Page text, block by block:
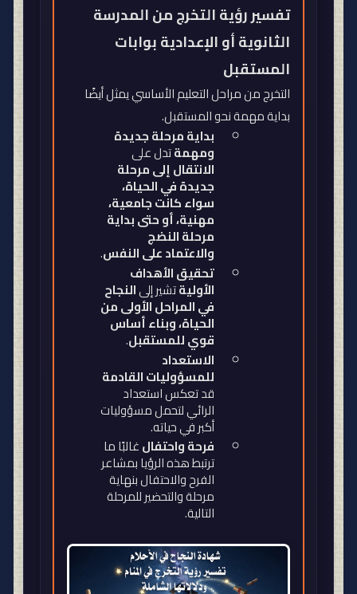
تفسير رؤية التخرج من المدرسة
الثانوية أو الإعدادية بوابات
المستقبل
التخرج من مراحل التعليم الأساسي يمثل أيضًا
بداية مهمة نحو المستقبل.
بداية مرحلة جديدة
ومهمةتدل على
الانتقال إلى مرحلة
جديدة في الحياة،
سواء كانت جامعية،
مهنية، أو حتى بداية
مرحلة النضج
والاعتماد على النفس.
تحقيق الأهداف
الأوليةتشير إلىالنجاح
في المراحل الأولى من
الحياة، وبناء أساس
قوي للمستقبل.
الاستعداد
للمسؤوليات القادمة
قد تعكس استعداد
الرائي لتحمل مسؤوليات
أكبر في حياته.
فرحة واحتفالغالبًا ما
ترتبط هذه الرؤيا بمشاعر
الفرح والاحتفال بنهاية
مرحلة والتحضير للمرحلة
التالية.